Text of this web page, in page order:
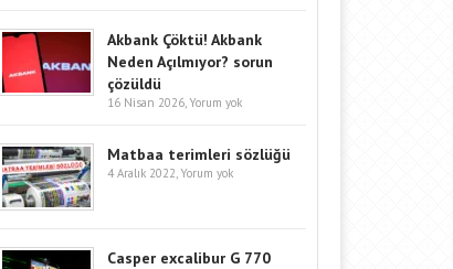
Akbank Çöktü! Akbank
Neden Açılmıyor? sorun
çözüldü
16 Nisan 2026, Yorum yok
Matbaa terimleri sözlüğü
4 Aralık 2022, Yorum yok
Casper excalibur G 770